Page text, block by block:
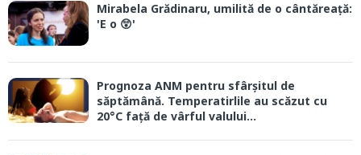
Mirabela Grădinaru, umilită de o cântăreață:
'E o 😲'
Prognoza ANM pentru sfârșitul de
săptămână. Temperatirlile au scăzut cu
20°C față de vârful valului...